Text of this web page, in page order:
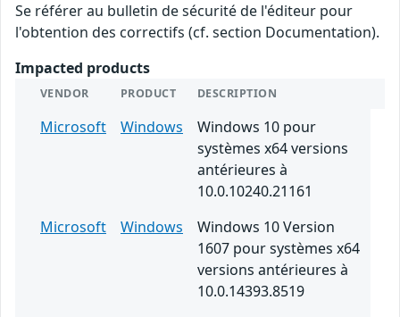
Se référer au bulletin de sécurité de l'éditeur pour
l'obtention des correctifs (cf. section Documentation).
Impacted products
VENDOR PRODUCT DESCRIPTION
Microsoft Windows
Windows 10 pour
systèmes x64 versions
antérieures à
10.0.10240.21161
Microsoft
Windows
Windows 10 Version
1607 pour systèmes x64
versions antérieures à
10.0.14393.8519